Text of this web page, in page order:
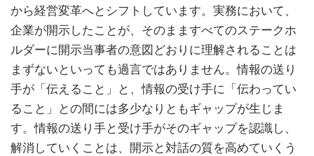
から経営変革へとシフトしています。実務において、
企業が開示したことが、そのまますべてのステークホ
ルダーに開示当事者の意図どおりに理解されることは
まずないといっても過言ではありません。情報の送り
手が「伝えること」と、情報の受け手に「伝わってい
ること」との間には多少なりともギャップが生じま
す。情報の送り手と受け手がそのギャップを認識し、
解消していくことは、開示と対話の質を高めていくう